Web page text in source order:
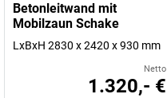
Betonleitwand mit
Mobilzaun Schake
LxBxH 2830 x 2420 x 930 mm
Netto
1.320,- €